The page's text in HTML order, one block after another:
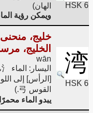
HSK 6
الهان)
ويمكن رؤية
湾
HSK 6
خليج، منحنى
الخليج،
wān
القوس 弓.)
يبدو الماء